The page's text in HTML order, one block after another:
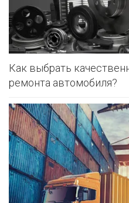
Как выбрать
ремонта автомобиля?